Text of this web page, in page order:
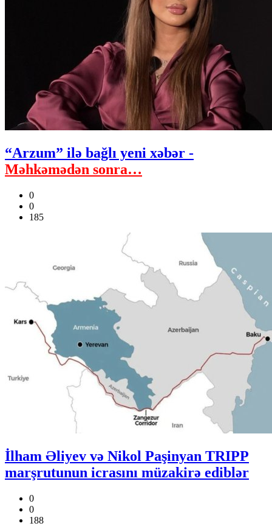
“Arzum” ilə bağlı yeni xəbər -
Məhkəmədən sonra…
0
0
185
İlham Əliyev və Nikol Paşinyan TRIPP
marşrutunun icrasını müzakirə ediblər
0
0
188